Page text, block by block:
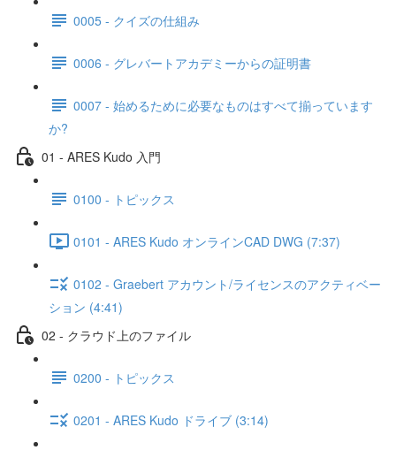
0005 - クイズの仕組み
0006 - グレバートアカデミーからの証明書
0007 - 始めるために必要なものはすべて揃っています
か?
01 - ARES Kudo 入門
0100 - トピックス
0101 - ARES Kudo オンラインCAD DWG (7:37)
0102 - Graebert アカウント/ライセンスのアクティベー
ション (4:41)
02 - クラウド上のファイル
0200 - トピックス
0201 - ARES Kudo ドライブ (3:14)